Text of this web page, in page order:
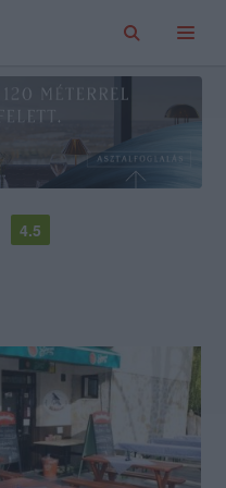
4.5